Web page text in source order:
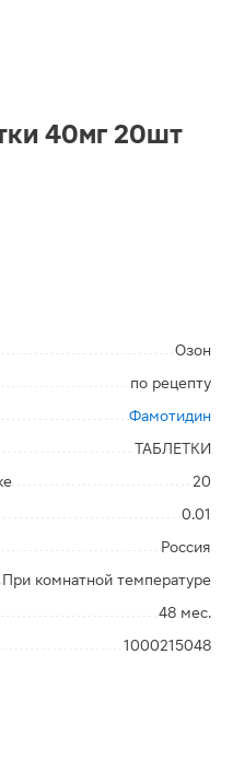
40мг 20шт
Озон
по рецепту
Фамотидин
ТАБЛЕТКИ
20
0.01
Россия
При комнатной температуре
48 мес.
1000215048